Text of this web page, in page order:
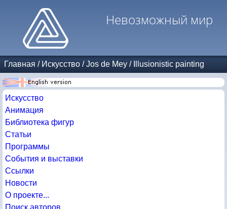
Невозможный мир
Главная / Искусство /Jos de Mey / Illusionistic painting
Искусство
Анимация
Библиотека фигур
Статьи
Программы
События и выставки
Ссылки
Новости
О проекте...
Поиск авторов